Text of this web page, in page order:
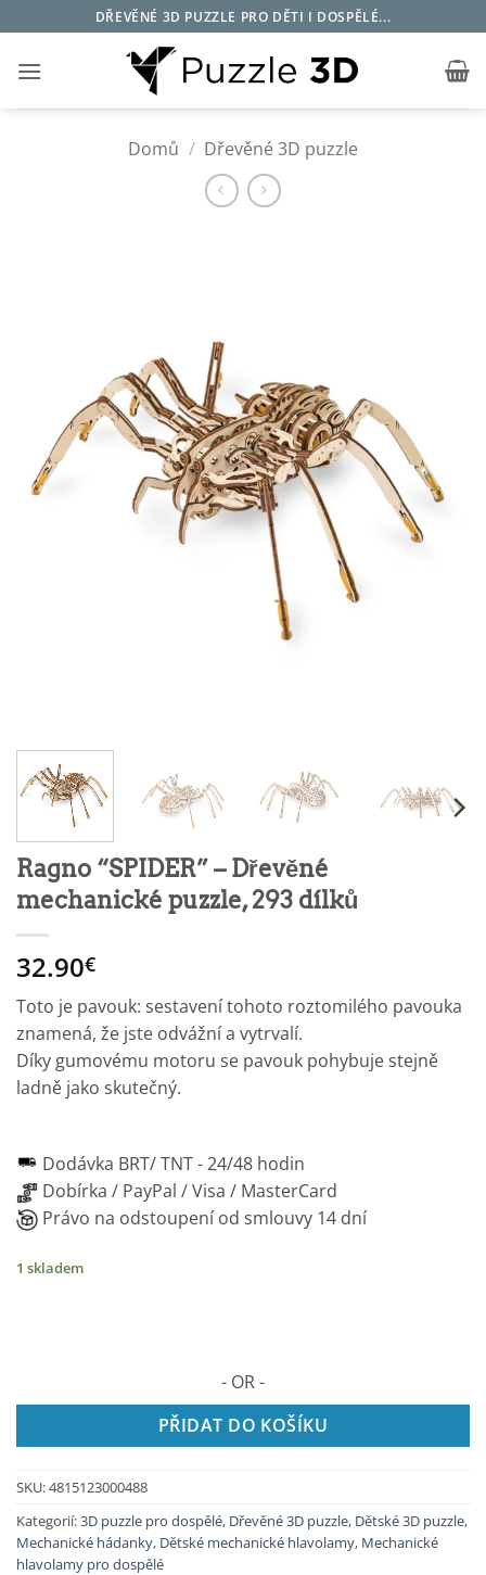
na
obsah
DŘEVĚNÉ 3D PUZZLE PRO DĚTI I DOSPĚLÉ...
Domů / Dřevěné 3D puzzle
Ragno “SPIDER” – Dřevěné
mechanické puzzle, 293 dílků
32.90€
Toto je pavouk: sestavení tohoto roztomilého pavouka
znamená, že jste odvážní a vytrvalí.
Díky gumovému motoru se pavouk pohybuje stejně
ladně jako skutečný.
Dodávka BRT/ TNT -24/48 hodin
Dobírka / PayPal / Visa / MasterCard
Právo na odstoupení od smlouvy 14 dní
1 skladem
- OR -
PŘIDAT DO KOŠÍKU
SKU:4815123000488
Kategorií:3D puzzle pro dospělé, Dřevěné 3D puzzle, Dětské 3D puzzle,
Mechanické hádanky, Dětské mechanické hlavolamy, Mechanické
hlavolamy pro dospělé